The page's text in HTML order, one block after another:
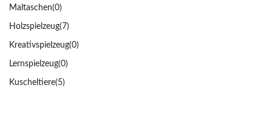
Maltaschen(0)
Holzspielzeug(7)
Kreativspielzeug(0)
Lernspielzeug(0)
Kuscheltiere(5)